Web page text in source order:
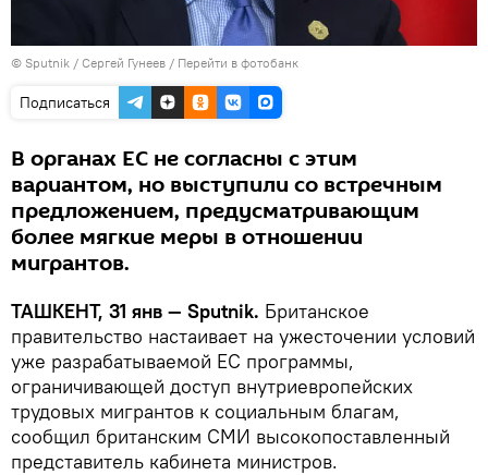
© Sputnik / Сергей Гунеев / Перейти в фотобанк
Подписаться
В органах ЕС не согласны с этим
вариантом, но выступили со встречным
предложением, предусматривающим
более мягкие меры в отношении
мигрантов.
ТАШКЕНТ, 31 янв — Sputnik. Британское
правительство настаивает на ужесточении условий
уже разрабатываемой ЕС программы,
ограничивающей доступ внутриевропейских
трудовых мигрантов к социальным благам,
сообщил британским СМИ высокопоставленный
представитель кабинета министров.